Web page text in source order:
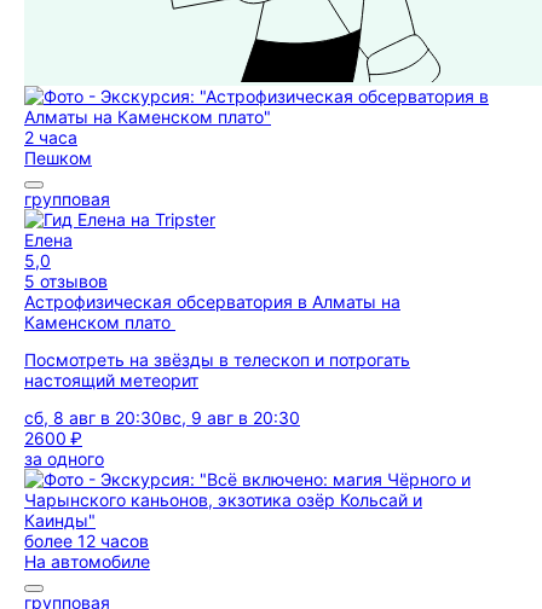
2 часа
Пешком
групповая
Елена
5,0
5 отзывов
Астрофизическая обсерватория в Алматы на
Каменском плато
Посмотреть на звёзды в телескоп и потрогать
настоящий метеорит
сб, 8 авг в 20:30вс, 9 авг в 20:30
2600 ₽
за одного
более 12 часов
На автомобиле
групповая